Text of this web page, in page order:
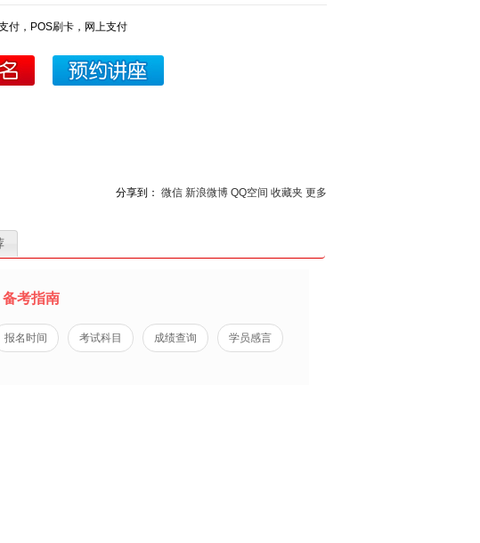
付，POS刷卡，网上支付
分享到： 微信 新浪微博 QQ空间 收藏夹 更多
备考指南
报名时间 考试科目 成绩查询 学员感言